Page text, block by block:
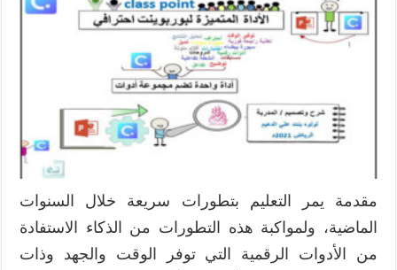
مقدمة يمر التعليم بتطورات سريعة خلال السنوات
الماضية، ولمواكبة هذه التطورات من الذكاء الاستفادة
من الأدوات الرقمية التي توفر الوقت والجهد وذات